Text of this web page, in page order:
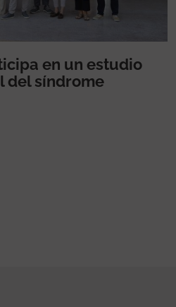
en un estudio
del síndrome